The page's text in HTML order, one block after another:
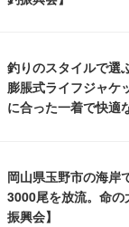
釣りのスタイルで選
膨脹式ライフジャケ
に合った一着で快適
岡山県玉野市の海岸
3000尾を放流。命
振興会】